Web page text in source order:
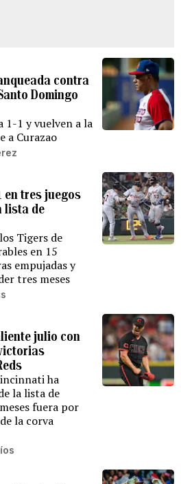
contra
Domingo
1-1 y vuelven a la
a Curazao
en tres juegos
lista de
Tigers de
en 15
empujadas y
tres meses
julio con
ha
la lista de
fuera por
la corva